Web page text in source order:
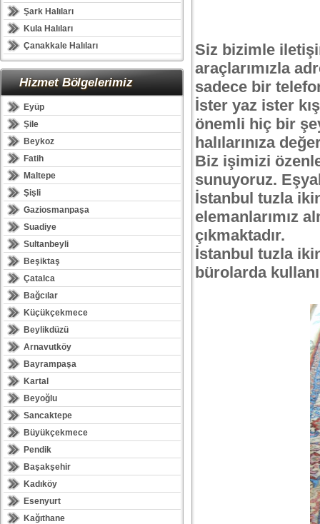
Şark Halıları
Kula Halıları
Çanakkale Halıları
Hizmet Bölgelerimiz
Eyüp
Şile
Beykoz
Fatih
Maltepe
Şişli
Gaziosmanpaşa
Suadiye
Sultanbeyli
Beşiktaş
Çatalca
Bağcılar
Küçükçekmece
Beylikdüzü
Arnavutköy
Bayrampaşa
Kartal
Beyoğlu
Sancaktepe
Büyükçekmece
Pendik
Başakşehir
Kadıköy
Esenyurt
Kağıthane
Siz bizimle
araçlarımızla
sadece bir
İster yaz ister
önemli hiç bir
halılarınıza
Biz işimizi
sunuyoruz.
İstanbul tuzla
elemanlarımız
çıkmaktadır.
İstanbul tuzla
bürolarda